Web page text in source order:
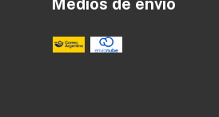
Medios de envío